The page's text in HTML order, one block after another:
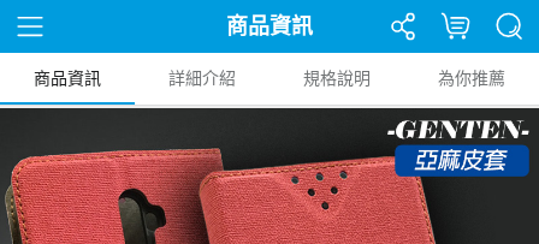
商品資訊
商品資訊 詳細介紹 規格說明 為你推薦